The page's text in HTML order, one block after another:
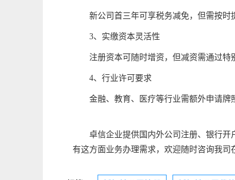
新公司首三年可享税务减免，但需按时
3、实缴资本灵活性
注册资本可随时增资，但减资需通过特
4、行业许可要求
金融、教育、医疗等行业需额外申请牌
卓信企业提供国内外公司注册、银行
有这方面业务办理需求，欢迎随时咨询我司